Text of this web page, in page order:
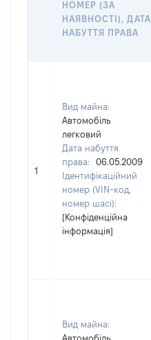
НОМЕР (ЗА
НАЯВНОСТІ), ДАТА
НАБУТТЯ ПРАВА
1
Вид майна:
Автомобіль
легковий
Дата набуття
права:
06.05.2009
Ідентифікаційний
номер (VIN-код,
номер шасі):
[Конфіденційна
інформація]
Вид майна:
Автомобіль